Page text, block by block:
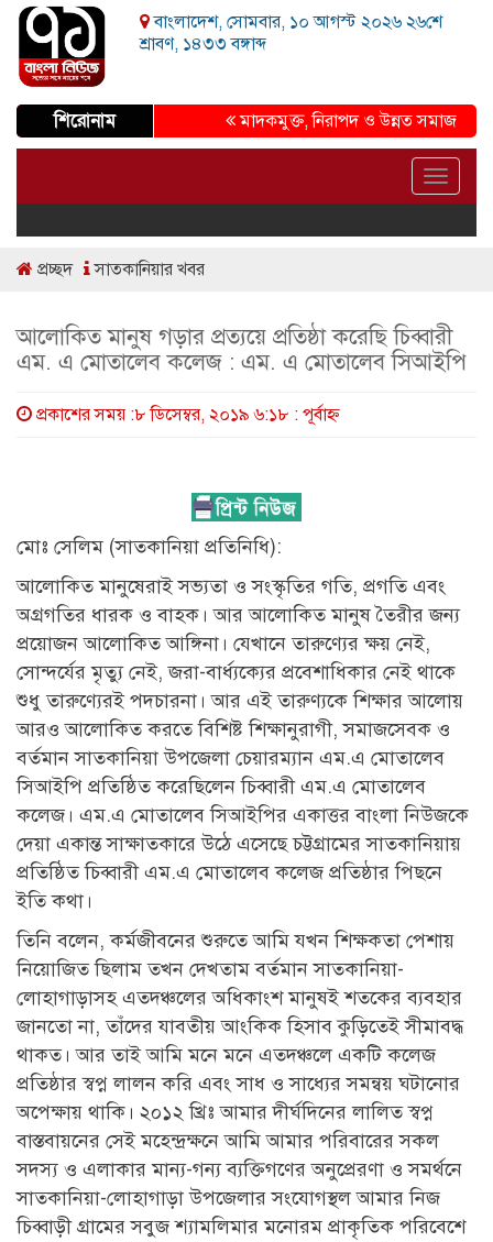
বাংলাদেশ, সোমবার, ১০ আগস্ট ২০২৬ ২৬শে
শ্রাবণ, ১৪৩৩ বঙ্গাব্দ
শিরোনাম মাদকমুক্ত, নিরাপদ ও উন্নত সমাজ গড়ার
Toggle
প্রচ্ছদ সাতকানিয়ার খবর
আলোকিত মানুষ গড়ার প্রত্যয়ে প্রতিষ্ঠা করেছি চিব্বারী
এম. এ মোতালেব কলেজ : এম. এ মোতালেব সিআইপি
প্রকাশের সময় :৮ ডিসেম্বর, ২০১৯ ৬:১৮ : পূর্বাহ্ণ
মোঃ সেলিম (সাতকানিয়া প্রতিনিধি):
আলোকিত মানুষেরাই সভ্যতা ও সংস্কৃতির গতি, প্রগতি এবং
অগ্রগতির ধারক ও বাহক। আর আলোকিত মানুষ তৈরীর জন্য
প্রয়োজন আলোকিত আঙ্গিনা। যেখানে তারুণ্যের ক্ষয় নেই,
সোন্দর্যের মৃত্যু নেই, জরা-বার্ধ্যক্যের প্রবেশাধিকার নেই থাকে
শুধু তারুণ্যেরই পদচারনা। আর এই তারুণ্যকে শিক্ষার আলোয়
আরও আলোকিত করতে বিশিষ্ট শিক্ষানুরাগী, সমাজসেবক ও
বর্তমান সাতকানিয়া উপজেলা চেয়ারম্যান এম.এ মোতালেব
সিআইপি প্রতিষ্ঠিত করেছিলেন চিব্বারী এম.এ মোতালেব
কলেজ। এম.এ মোতালেব সিআইপির একাত্তর বাংলা নিউজকে
দেয়া একান্ত সাক্ষাতকারে উঠে এসেছে চট্টগ্রামের সাতকানিয়ায়
প্রতিষ্ঠিত চিব্বারী এম.এ মোতালেব কলেজ প্রতিষ্ঠার পিছনে
ইতি কথা।
তিনি বলেন, কর্মজীবনের শুরুতে আমি যখন শিক্ষকতা পেশায়
নিয়োজিত ছিলাম তখন দেখতাম বর্তমান সাতকানিয়া-
লোহাগাড়াসহ এতদঞ্চলের অধিকাংশ মানুষই শতকের ব্যবহার
জানতো না, তাঁদের যাবতীয় আংকিক হিসাব কুড়িতেই সীমাবদ্ধ
থাকত। আর তাই আমি মনে মনে এতদঞ্চলে একটি কলেজ
প্রতিষ্ঠার স্বপ্ন লালন করি এবং সাধ ও সাধ্যের সমন্বয় ঘটানোর
অপেক্ষায় থাকি। ২০১২ খ্রিঃ আমার দীর্ঘদিনের লালিত স্বপ্ন
বাস্তবায়নের সেই মহেন্দ্রক্ষনে আমি আমার পরিবারের সকল
সদস্য ও এলাকার মান্য-গন্য ব্যক্তিগণের অনুপ্রেরণা ও সমর্থনে
সাতকানিয়া-লোহাগাড়া উপজেলার সংযোগস্থল আমার নিজ
চিব্বাড়ী গ্রামের সবুজ শ্যামলিমার মনোরম প্রাকৃতিক পরিবেশে